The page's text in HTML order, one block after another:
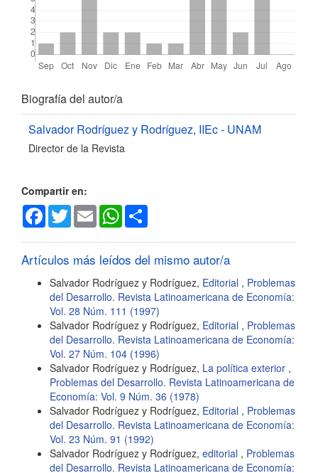
Detalles
del
artículo
Biografía del autor/a
Salvador Rodríguez y Rodríguez, IIEc - UNAM
Director de la Revista
Compartir en:
Facebook
Twitter Email WhatsApp
Artículos más leídos del mismo autor/a
Salvador Rodríguez y Rodríguez, Editorial , Problemas
del Desarrollo. Revista Latinoamericana de Economía:
Vol. 28 Núm. 111 (1997)
Salvador Rodríguez y Rodríguez, Editorial , Problemas
del Desarrollo. Revista Latinoamericana de Economía:
Vol. 27 Núm. 104 (1996)
Salvador Rodríguez y Rodríguez, La política exterior ,
Problemas del Desarrollo. Revista Latinoamericana de
Economía: Vol. 9 Núm. 36 (1978)
Salvador Rodríguez y Rodríguez, Editorial , Problemas
del Desarrollo. Revista Latinoamericana de Economía:
Vol. 23 Núm. 91 (1992)
Salvador Rodríguez y Rodríguez, editorial , Problemas
del Desarrollo. Revista Latinoamericana de Economía: